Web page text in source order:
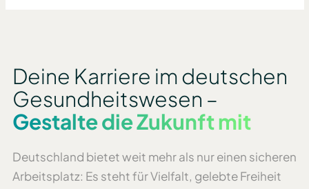
Deine Karriere im deutschen
Gesundheitswesen –
Gestalte die Zukunft mit
Deutschland bietet weit mehr als nur einen sicheren
Arbeitsplatz: Es steht für Vielfalt, gelebte Freiheit